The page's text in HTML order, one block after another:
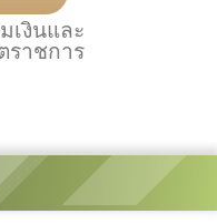
เงินและ
ราชการ